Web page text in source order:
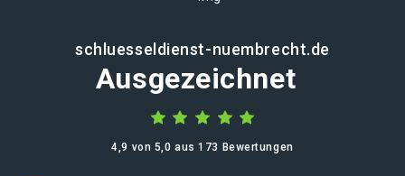
schluesseldienst-nuembrecht.de
Ausgezeichnet
4,9 von 5,0 aus 173 Bewertungen